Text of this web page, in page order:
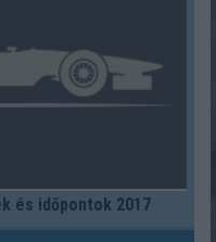
és időpontok 2017